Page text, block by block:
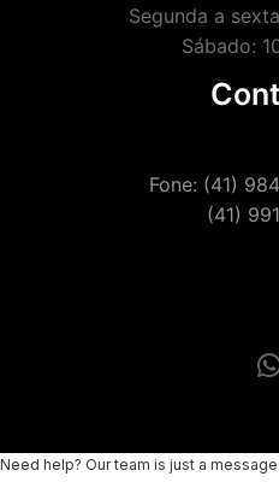
Segunda a
Sábado:
Fone: (41)
(41)
Need help? Our team is just a